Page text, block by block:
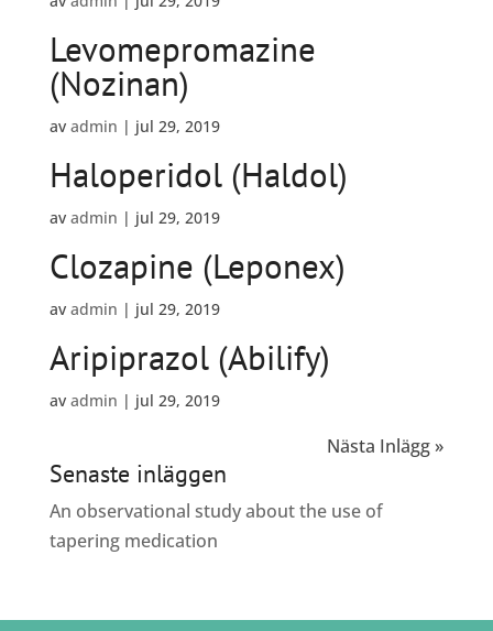
Levomepromazine
(Nozinan)
av admin | jul 29, 2019
Haloperidol (Haldol)
av admin | jul 29, 2019
Clozapine (Leponex)
av admin | jul 29, 2019
Aripiprazol (Abilify)
av admin | jul 29, 2019
Nästa Inlägg »
Senaste inläggen
An observational study about the use of
tapering medication